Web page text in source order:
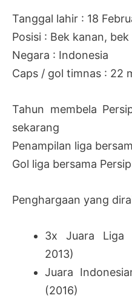
Tanggal lahir : 18
Posisi : Bek kanan,
Negara : Indonesia
Caps / gol timnas : 22
Tahun membela
sekarang
Penampilan liga
Gol liga bersama
Penghargaan yang
3x Juara Liga
2013)
Juara
(2016)